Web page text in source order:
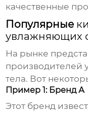
качественные
Популярные
увлажняющих
На рынке
производителей
тела. Вот
Пример 1: Бренд А
Этот бренд